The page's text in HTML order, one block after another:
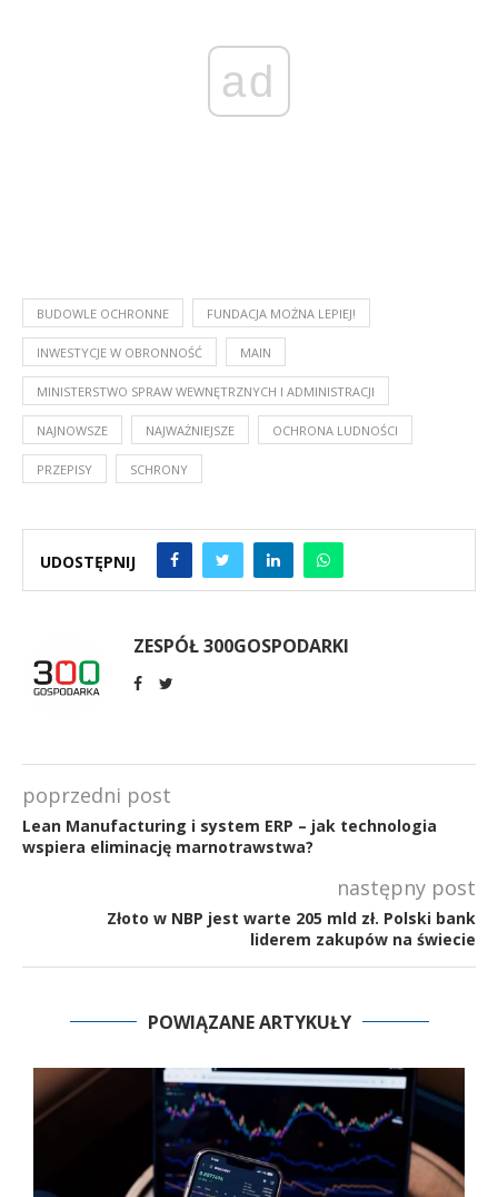
ad
BUDOWLE OCHRONNE FUNDACJA MOŻNA LEPIEJ!
INWESTYCJE W OBRONNOŚĆ MAIN
MINISTERSTWO SPRAW WEWNĘTRZNYCH I ADMINISTRACJI
NAJNOWSZE NAJWAŻNIEJSZE OCHRONA LUDNOŚCI
PRZEPISY SCHRONY
UDOSTĘPNIJ
ZESPÓŁ 300GOSPODARKI
poprzedni post
Lean Manufacturing i system ERP – jak technologia
wspiera eliminację marnotrawstwa?
następny post
Złoto w NBP jest warte 205 mld zł. Polski bank
liderem zakupów na świecie
POWIĄZANE ARTYKUŁY